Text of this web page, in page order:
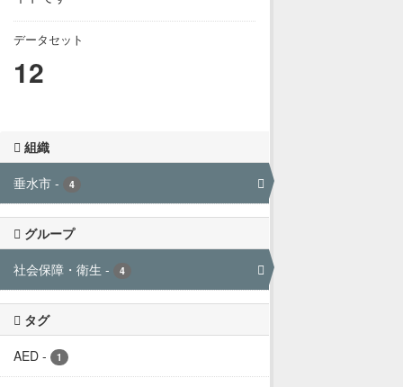
データセット
12
組織
垂水市 - 4
グループ
社会保障・衛生 - 4
タグ
AED - 1